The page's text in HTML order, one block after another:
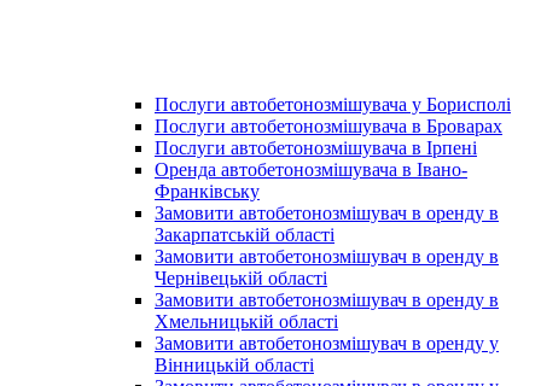
Послуги автобетонозмішувача у Борисполі
Послуги автобетонозмішувача в Броварах
Послуги автобетонозмішувача в Ірпені
Оренда автобетонозмішувача в Івано-
Франківську
Замовити автобетонозмішувач в оренду в
Закарпатській області
Замовити автобетонозмішувач в оренду в
Чернівецькій області
Замовити автобетонозмішувач в оренду в
Хмельницькій області
Замовити автобетонозмішувач в оренду у
Вінницькій області